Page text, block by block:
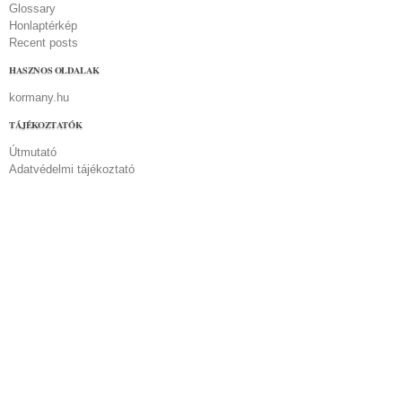
Glossary
Honlaptérkép
Recent posts
HASZNOS OLDALAK
kormany.hu
TÁJÉKOZTATÓK
Útmutató
Adatvédelmi tájékoztató